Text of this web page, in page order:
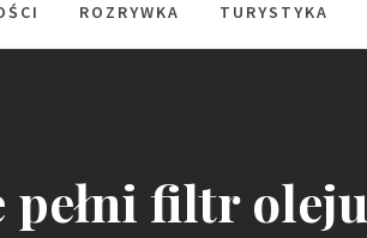
ROZRYWKA TURYSTYKA
pełni filtr